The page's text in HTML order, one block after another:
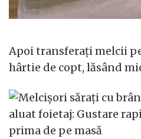
Apoi transferați melcii
hârtie de copt, lăsând